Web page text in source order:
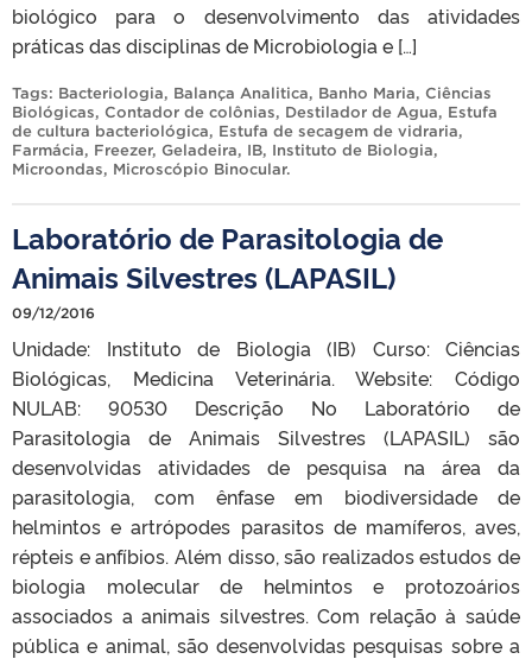
biológico para o desenvolvimento das atividades
práticas das disciplinas de Microbiologia e […]
Tags: Bacteriologia, Balança Analitica, Banho Maria, Ciências
Biológicas, Contador de colônias, Destilador de Agua, Estufa
de cultura bacteriológica, Estufa de secagem de vidraria,
Farmácia, Freezer, Geladeira, IB, Instituto de Biologia,
Microondas, Microscópio Binocular.
Laboratório de Parasitologia de
Animais Silvestres (LAPASIL)
09/12/2016
Unidade: Instituto de Biologia (IB) Curso: Ciências
Biológicas, Medicina Veterinária. Website: Código
NULAB: 90530 Descrição No Laboratório de
Parasitologia de Animais Silvestres (LAPASIL) são
desenvolvidas atividades de pesquisa na área da
parasitologia, com ênfase em biodiversidade de
helmintos e artrópodes parasitos de mamíferos, aves,
répteis e anfíbios. Além disso, são realizados estudos de
biologia molecular de helmintos e protozoários
associados a animais silvestres. Com relação à saúde
pública e animal, são desenvolvidas pesquisas sobre a